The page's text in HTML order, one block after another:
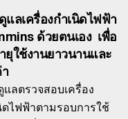
แลเครื่องกำเนิดไฟฟ้า
ด้วยตนเอง เพื่อ
ยุใช้งานยาวนานและ
แลตรวจสอบเครื่อง
ดไฟฟ้าตามรอบการใช้